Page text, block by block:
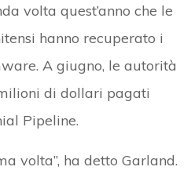
volta quest’anno che le
hanno recuperato i
A giugno, le autorità
di dollari pagati
Pipeline.
volta”, ha detto Garland.